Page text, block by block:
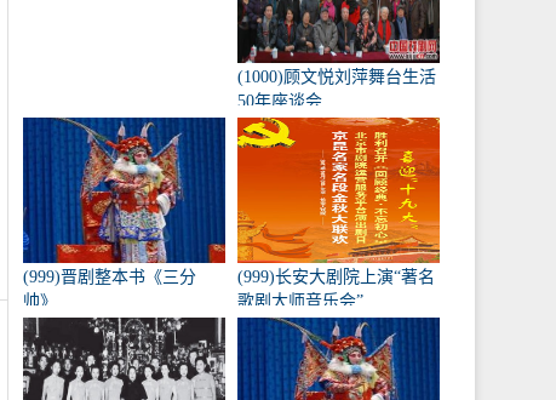
(1000)顾文悦刘萍舞台生活
50年座谈会
(999)晋剧整本书《三分
帅》
(999)长安大剧院上演“著名
歌剧大师音乐会”